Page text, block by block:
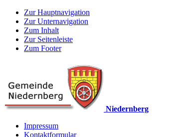
Zur Hauptnavigation
Zur Unternavigation
Zum Inhalt
Zur Seitenleiste
Zum Footer
Niedernberg
Impressum
Kontaktformular